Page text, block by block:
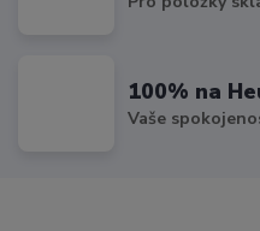
100% na
Vaše